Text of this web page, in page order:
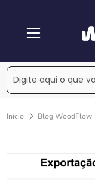
Início Blog WoodFlow